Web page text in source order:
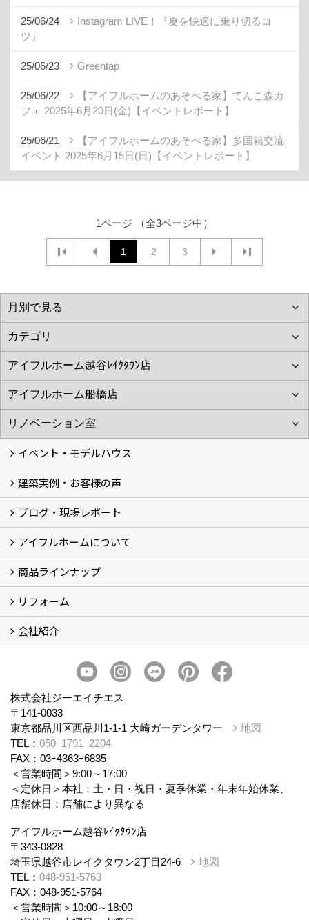
25/06/24
Instagram LIVE！『夏を快適に乗り切るコ
ツ』
25/06/23 Greentap
25/06/22
【アイフルホームのあそべる家】てんこ森カ
フェ 2025年6月20日(金)【イベントレポート】
25/06/21
【アイフルホームのあそべる家】多国籍交流
イベント 2025年6月15日(日)【イベントレポート】
1ページ （全3ページ中）
1 2 3
イベント・モデルハウス
イベント
モデルハウス見学
建築実例・お客様の声
建築実例
お客様の声
ブログ・現場レポート
ブログ
現場レポート
アイフルホームについて
アイフルホームについて (5)
商品ラインナップ
商品ラインナップ
リフォーム
まるごと断熱リフォーム
イベント情報
施工事例
会社紹介
スタッフ紹介
個人情報保護方針
株式会社ジーエイチエス
〒141-0033
東京都品川区西品川1-1-1 大崎ガーデンタワー
地図
TEL： 050ｰ1791ｰ2204
FAX：03ｰ4363ｰ6835
＜営業時間＞9:00～17:00
＜定休日＞本社：土・日・祝日・夏季休業・年末年始休業、
店舗休日：店舗により異なる
アイフルホーム越谷ﾚｲｸﾀｳﾝ店
〒343-0828
埼玉県越谷市レイクタウン2丁目24-6
地図
TEL： 048-951-5763
FAX：048-951-5764
＜営業時間＞10:00～18:00